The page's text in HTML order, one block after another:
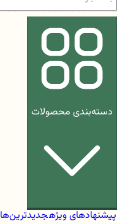
دسته‌بندی محصولات
پیشنهادهای ویژهجدیدترین‌ها